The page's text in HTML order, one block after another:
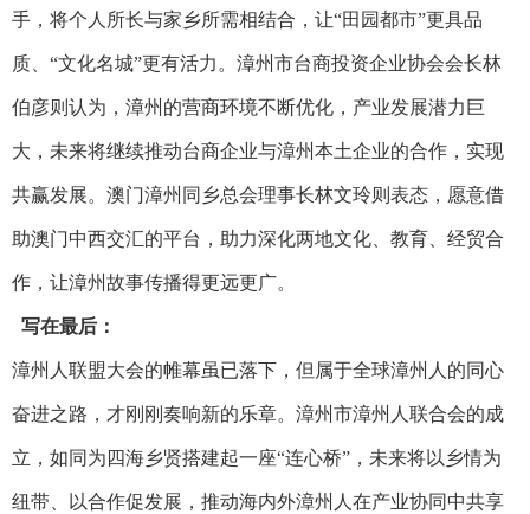
手，将个人所长与家乡所需相结合，让“田园都市”更具品
质、“文化名城”更有活力。漳州市台商投资企业协会会长林
伯彦则认为，漳州的营商环境不断优化，产业发展潜力巨
大，未来将继续推动台商企业与漳州本土企业的合作，实现
共赢发展。澳门漳州同乡总会理事长林文玲则表态，愿意借
助澳门中西交汇的平台，助力深化两地文化、教育、经贸合
作，让漳州故事传播得更远更广。
写在最后：
漳州人联盟大会的帷幕虽已落下，但属于全球漳州人的同心
奋进之路，才刚刚奏响新的乐章。漳州市漳州人联合会的成
立，如同为四海乡贤搭建起一座“连心桥”，未来将以乡情为
纽带、以合作促发展，推动海内外漳州人在产业协同中共享